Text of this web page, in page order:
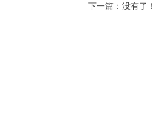
下一篇：没有了！